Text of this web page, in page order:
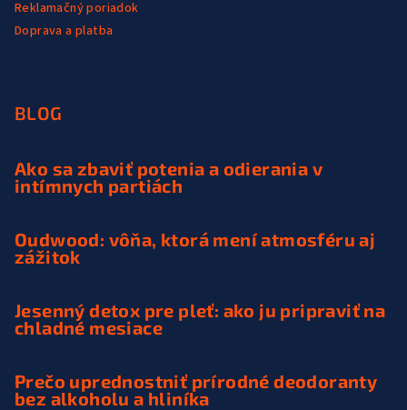
Reklamačný poriadok
Doprava a platba
BLOG
Ako sa zbaviť potenia a odierania v
intímnych partiách
Oudwood: vôňa, ktorá mení atmosféru aj
zážitok
Jesenný detox pre pleť: ako ju pripraviť na
chladné mesiace
Prečo uprednostniť prírodné deodoranty
bez alkoholu a hliníka